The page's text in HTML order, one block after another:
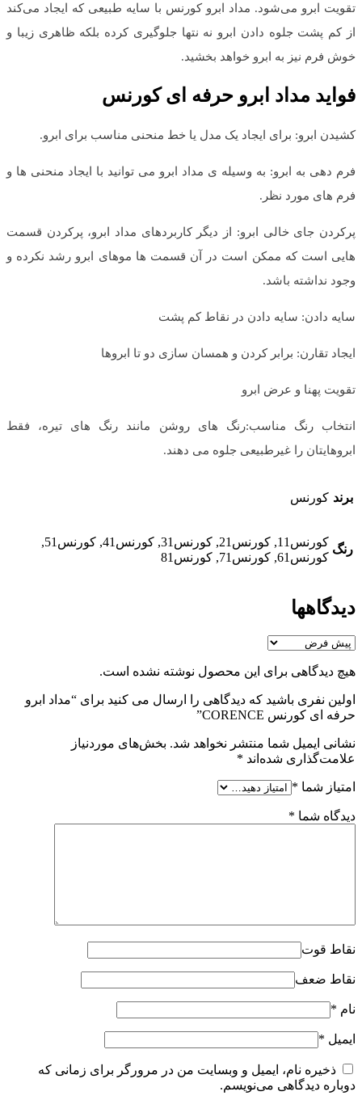
تقویت ابرو می‌شود. مداد ابرو کورنس با سایه طبیعی که ایجاد می‌کند
از کم پشت جلوه دادن ابرو نه نتها جلوگیری کرده بلکه ظاهری زیبا و
خوش فرم نیز به ابرو خواهد بخشید.
فواید مداد ابرو حرفه ای کورنس
کشیدن ابرو: برای ایجاد یک مدل یا خط منحنی مناسب برای ابرو.
فرم دهی به ابرو: به وسیله ی مداد ابرو می توانید با ایجاد منحنی ها و
فرم های مورد نظر.
پرکردن جای خالی ابرو: از دیگر کاربردهای مداد ابرو، پرکردن قسمت
هایی است که ممکن است در آن قسمت ها موهای ابرو رشد نکرده و
وجود نداشته باشد.
سایه دادن: سایه دادن در نقاط کم پشت
ایجاد تقارن: برابر کردن و همسان سازی دو تا ابروها
تقویت پهنا و عرض ابرو
انتخاب رنگ مناسب:رنگ های روشن مانند رنگ های تیره، فقط
ابروهایتان را غیرطبیعی جلوه می دهند.
برند کورنس
رنگ
کورنس11, کورنس21, کورنس31, کورنس41, کورنس51,
کورنس61, کورنس71, کورنس81
دیدگاهها
هیچ دیدگاهی برای این محصول نوشته نشده است.
اولین نفری باشید که دیدگاهی را ارسال می کنید برای “مداد ابرو
حرفه ای کورنس CORENCE”
نشانی ایمیل شما منتشر نخواهد شد. بخش‌های موردنیاز
علامت‌گذاری شده‌اند *
امتیاز شما *
دیدگاه شما *
نقاط قوت
نقاط ضعف
نام *
ایمیل *
ذخیره نام، ایمیل و وبسایت من در مرورگر برای زمانی که
دوباره دیدگاهی می‌نویسم.